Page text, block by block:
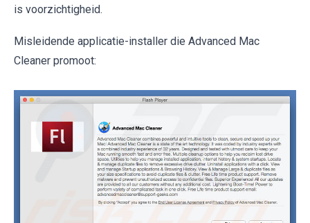
is voorzichtigheid.
Misleidende applicatie-installer die Advanced Mac
Cleaner promoot: